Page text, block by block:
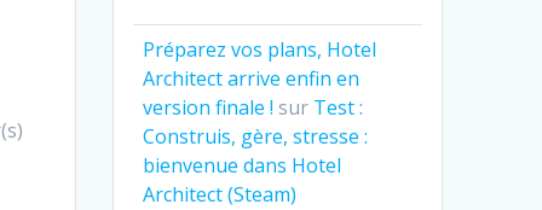
Préparez vos plans, Hotel
Architect arrive enfin en
version finale ! sur Test :
Construis, gère, stresse :
bienvenue dans Hotel
Architect (Steam)